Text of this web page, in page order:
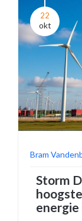
22
okt
Bram
Storm
energie